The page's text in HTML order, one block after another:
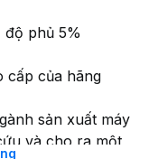
phủ 5%
cấp của hãng
sản xuất máy
và cho ra một